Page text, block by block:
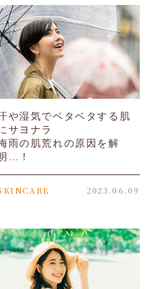
や湿気でベタベタする肌
サヨナラ
雨の肌荒れの原因を解
…！
2023.06.09